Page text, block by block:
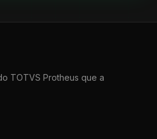
TOTVS Protheus que a